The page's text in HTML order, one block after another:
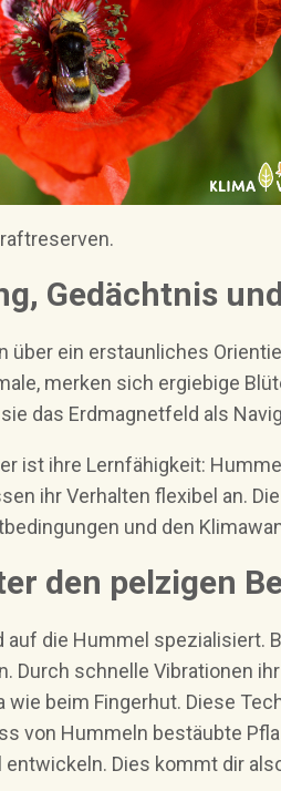
Gedächtnis
über ein erstaunliches
merken sich ergiebige
das Erdmagnetfeld als
ist ihre Lernfähigkeit:
ihr Verhalten flexibel an.
und den
den pelzigen
auf die Hummel
Durch schnelle Vibrationen
wie beim Fingerhut. Diese
von Hummeln bestäubte
entwickeln. Dies kommt dir